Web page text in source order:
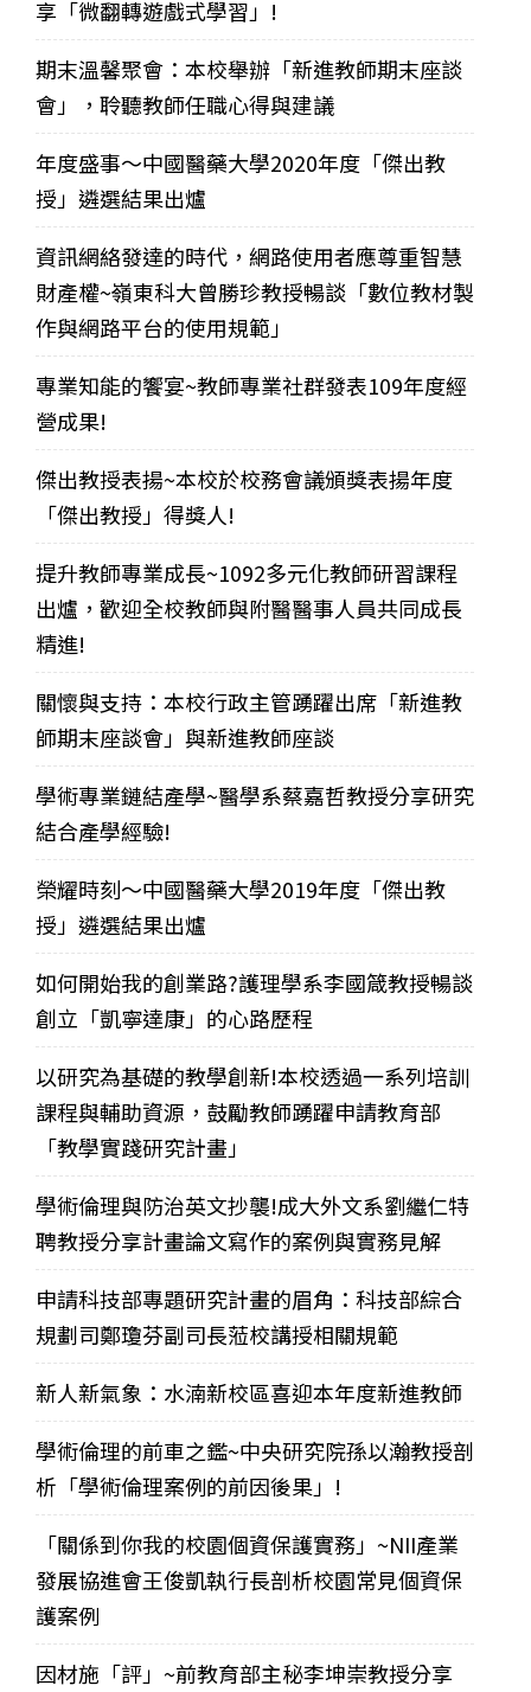
享「微翻轉遊戲式學習」!
期末溫馨聚會：本校舉辦「新進教師期末座談
會」，聆聽教師任職心得與建議
年度盛事～中國醫藥大學2020年度「傑出教
授」遴選結果出爐
資訊網絡發達的時代，網路使用者應尊重智慧
財產權~嶺東科大曾勝珍教授暢談「數位教材製
作與網路平台的使用規範」
專業知能的饗宴~教師專業社群發表109年度經
營成果!
傑出教授表揚~本校於校務會議頒獎表揚年度
「傑出教授」得獎人!
提升教師專業成長~1092多元化教師研習課程
出爐，歡迎全校教師與附醫醫事人員共同成長
精進!
關懷與支持：本校行政主管踴躍出席「新進教
師期末座談會」與新進教師座談
學術專業鏈結產學~醫學系蔡嘉哲教授分享研究
結合產學經驗!
榮耀時刻～中國醫藥大學2019年度「傑出教
授」遴選結果出爐
如何開始我的創業路?護理學系李國箴教授暢談
創立「凱寧達康」的心路歷程
以研究為基礎的教學創新!本校透過一系列培訓
課程與輔助資源，鼓勵教師踴躍申請教育部
「教學實踐研究計畫」
學術倫理與防治英文抄襲!成大外文系劉繼仁特
聘教授分享計畫論文寫作的案例與實務見解
申請科技部專題研究計畫的眉角：科技部綜合
規劃司鄭瓊芬副司長蒞校講授相關規範
新人新氣象：水湳新校區喜迎本年度新進教師
學術倫理的前車之鑑~中央研究院孫以瀚教授剖
析「學術倫理案例的前因後果」!
「關係到你我的校園個資保護實務」~NII產業
發展協進會王俊凱執行長剖析校園常見個資保
護案例
因材施「評」~前教育部主秘李坤崇教授分享